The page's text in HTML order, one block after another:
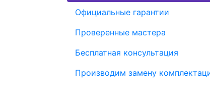
Официальные гарантии
Проверенные мастера
Бесплатная консультация
Производим замену